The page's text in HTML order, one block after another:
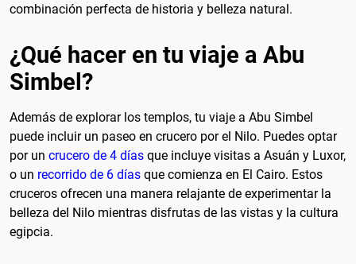
combinación perfecta de historia y belleza natural.
¿Qué hacer en tu viaje a Abu
Simbel?
Además de explorar los templos, tu viaje a Abu Simbel
puede incluir un paseo en crucero por el Nilo. Puedes optar
por un crucero de 4 días que incluye visitas a Asuán y Luxor,
o un recorrido de 6 días que comienza en El Cairo. Estos
cruceros ofrecen una manera relajante de experimentar la
belleza del Nilo mientras disfrutas de las vistas y la cultura
egipcia.